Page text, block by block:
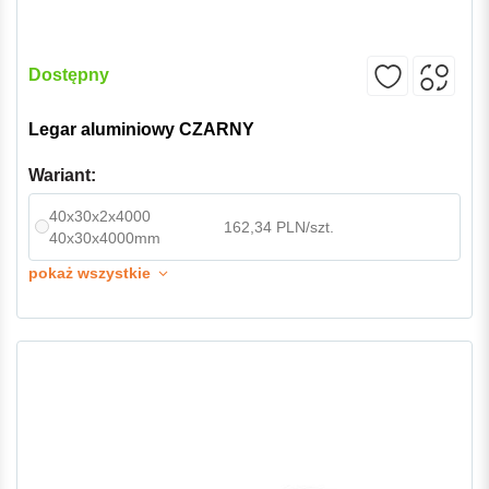
Dostępny
Legar aluminiowy CZARNY
Wariant:
40x30x2x4000
40x30x4000mm
162,34 PLN/szt.
pokaż wszystkie